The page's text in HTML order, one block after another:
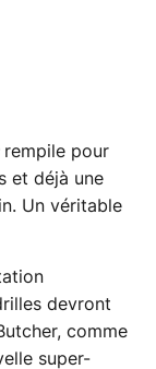
rempile pour
et déjà une
Un véritable
devront
comme
super-